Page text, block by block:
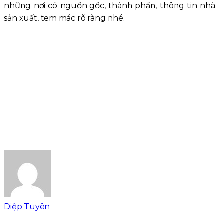
những nơi có nguồn gốc, thành phần, thông tin nhà
sản xuất, tem mác rõ ràng nhé.
Diệp Tuyên